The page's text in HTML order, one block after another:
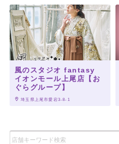
風のスタジオ fantasy
イオンモール上尾店【お
ぐらグループ】
埼玉県上尾市愛宕3-8-1